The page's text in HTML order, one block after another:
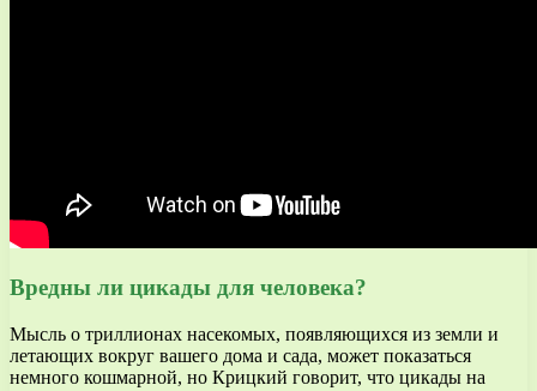
Вредны ли цикады для человека?
Мысль о триллионах насекомых, появляющихся из земли и
летающих вокруг вашего дома и сада, может показаться
немного кошмарной, но Крицкий говорит, что цикады на